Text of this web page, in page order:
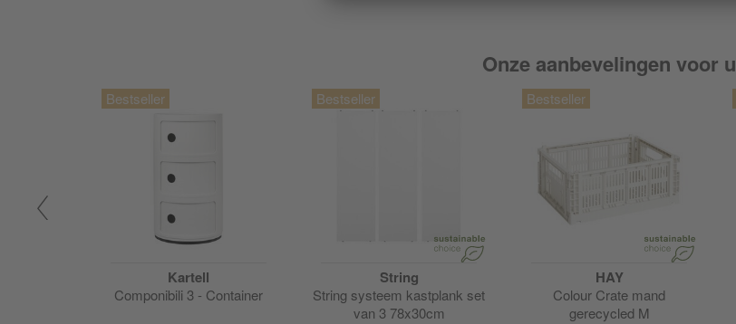
Onze aanbevelingen voor u
Kartell
Componibili 3 - Container
String
String systeem kastplank set
van 3 78x30cm
HAY
Colour Crate mand
gerecycled M